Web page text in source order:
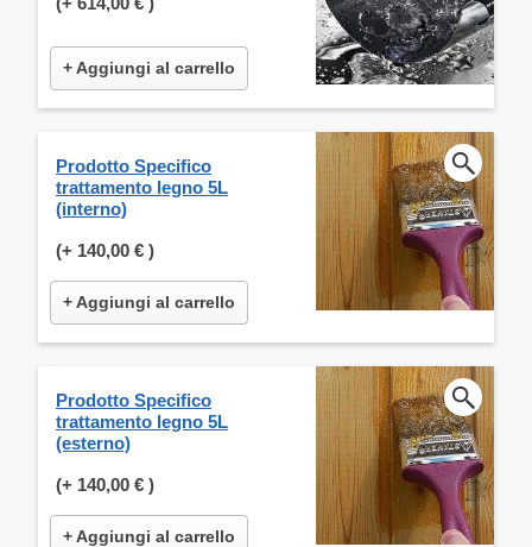
+ Aggiungi al carrello
Prodotto Specifico
trattamento legno 5L
(interno)
(+ 140,00 € )
+ Aggiungi al carrello
Prodotto Specifico
trattamento legno 5L
(esterno)
(+ 140,00 € )
+ Aggiungi al carrello